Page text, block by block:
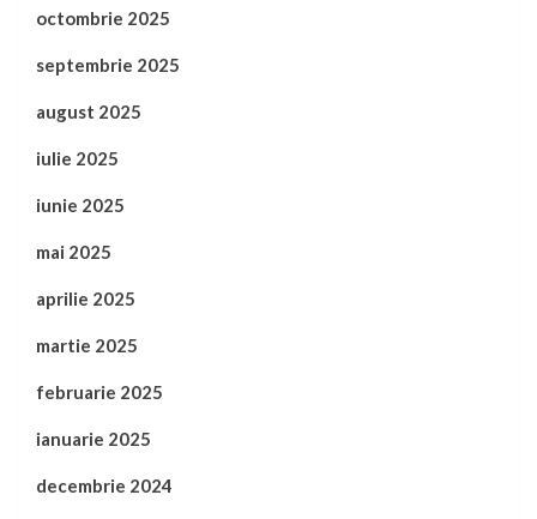
octombrie 2025
septembrie 2025
august 2025
iulie 2025
iunie 2025
mai 2025
aprilie 2025
martie 2025
februarie 2025
ianuarie 2025
decembrie 2024